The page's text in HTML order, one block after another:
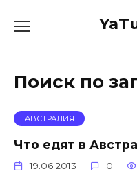
Поиск по
АВСТРАЛИЯ
Что едят в
19.06.2013 0